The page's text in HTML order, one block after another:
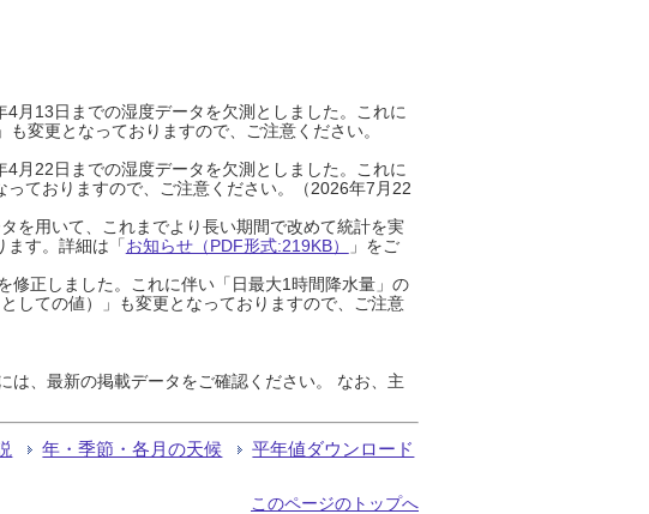
月13日までの湿度データを欠測としました。これに
変更となっておりますので、ご注意ください。
月22日までの湿度データを欠測としました。これに
ておりますので、ご注意ください。（2026年7月22
を用いて、これまでより長い期間で改めて統計を実
ます。詳細は「お知らせ（PDF形式:219KB）
」をご
修正しました。これに伴い「日最大1時間降水量」の
しての値）」も変更となっておりますので、ご注意
、最新の掲載データをご確認ください。 なお、主
年・季節・各月の天候 平年値ダウンロード
このページのトップへ